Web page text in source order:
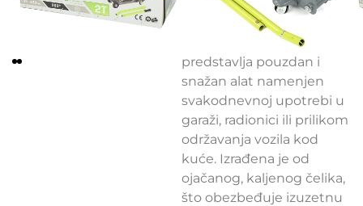
DODAJ U KORPU
Hidraulična dizalica 2T
predstavlja pouzdan i
snažan alat namenjen
svakodnevnoj upotrebi u
garaži, radionici ili prilikom
održavanja vozila kod
kuće. Izrađena je od
ojačanog, kaljenog čelika,
što obezbeđuje izuzetnu